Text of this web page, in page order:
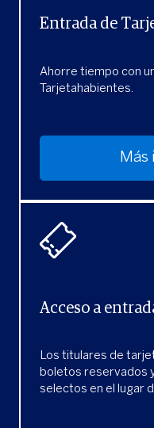
Entrada de
Ahorre tiempo con
Tarjetahabientes.
Acceso a
Los titulares de
boletos reservados
selectos en el lugar